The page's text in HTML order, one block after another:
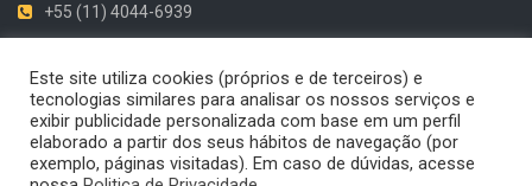
+55 (11) 4044-6939
© 2024 Cirius Quality. Todos os direitos reservados. Desenvolvido por
Este site utiliza cookies (próprios e de terceiros) e
tecnologias similares para analisar os nossos serviços e
exibir publicidade personalizada com base em um perfil
elaborado a partir dos seus hábitos de navegação (por
exemplo, páginas visitadas). Em caso de dúvidas, acesse